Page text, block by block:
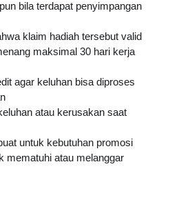
bila terdapat penyimpangan
klaim hadiah tersebut valid
maksimal 30 hari kerja
agar keluhan bisa diproses
atau kerusakan saat
untuk kebutuhan promosi
mematuhi atau melanggar